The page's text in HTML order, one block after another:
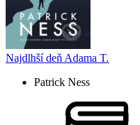
Najdlhší deň Adama T.
Patrick Ness